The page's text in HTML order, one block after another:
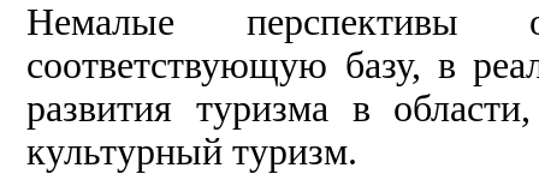
Немалые
соответствующую базу, в
развития туризма в
культурный туризм.